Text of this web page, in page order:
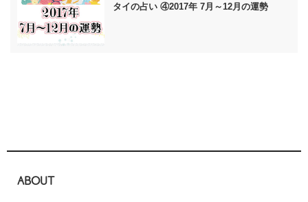
タイの占い ④2017年 7月～12月の運勢
ABOUT